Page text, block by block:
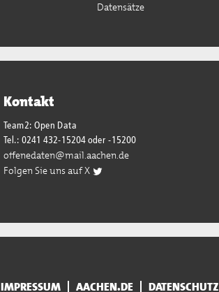
Datensätze
Kontakt
Team2: Open Data
Tel.: 0241 432-15204 oder -15200
offenedaten@mail.aachen.de
Folgen Sie uns auf X
IMPRESSUM AACHEN.DE DATENSCHUTZ